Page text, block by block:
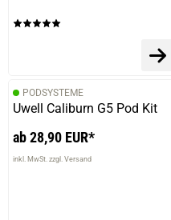
PODSYSTEME
Uwell Caliburn G5 Pod Kit
ab 28,90 EUR*
inkl. MwSt. zzgl. Versand